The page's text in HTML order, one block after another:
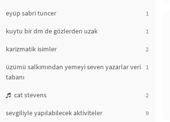
eyüp sabri tuncer 1
kuytu bir dm de gözlerden uzak 1
karizmatik isimler 2
üzümü salkımından yemeyi seven yazarlar veri
tabanı
1
cat stevens 2
sevgiliyle yapılabilecek aktiviteler 9